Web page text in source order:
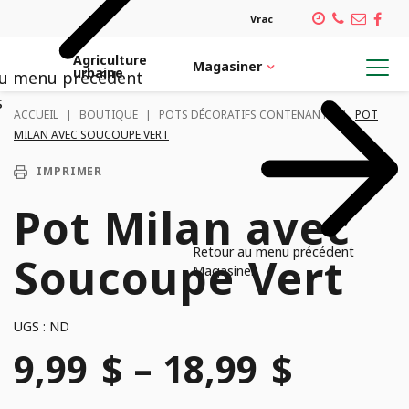
menu précédent
Vrac
Agriculture
urbaine Magasiner
Retour au menu précédent
Magasiner
MAGASINER
POTS DÉCORATIFS CONTENANTS
VÉGÉTAUX
SERVICES
Architecte paysagiste
Verdissement de bureau
Confection de pots
Aménagement de plate-bande
Service de plantation
INSPIRATION
Plantes et pots
CARRIÈRES
Notre équipe
Emplois
ACCUEIL | BOUTIQUE | POTS DÉCORATIFS CONTENANTS | POT
MILAN AVEC SOUCOUPE VERT
IMPRIMER
Pot Milan avec
Soucoupe Vert
UGS : ND
$
9,99 – $
18,99
Plage